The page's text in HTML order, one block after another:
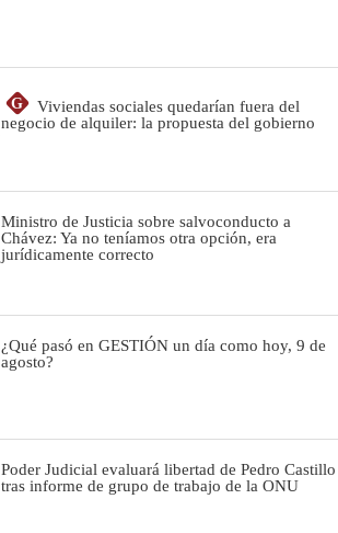
G
Viviendas sociales quedarían fuera del
negocio de alquiler: la propuesta del gobierno
Ministro de Justicia sobre salvoconducto a
Chávez: Ya no teníamos otra opción, era
jurídicamente correcto
¿Qué pasó en GESTIÓN un día como hoy, 9 de
agosto?
Poder Judicial evaluará libertad de Pedro Castillo
tras informe de grupo de trabajo de la ONU